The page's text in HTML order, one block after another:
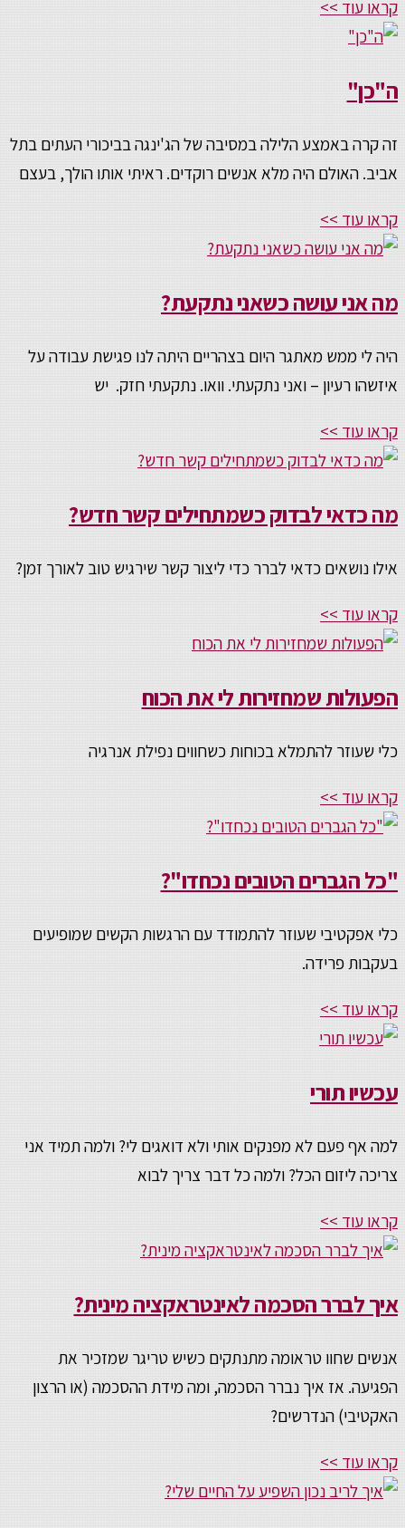
קראו עוד >>
ה"כן"
זה קרה באמצע הלילה במסיבה של הג'ינגה בביכורי העתים בתל
אביב. האולם היה מלא אנשים רוקדים. ראיתי אותו הולך, בעצם
קראו עוד >>
מה אני עושה כשאני נתקעת?
היה לי ממש מאתגר היום בצהריים היתה לנו פגישת עבודה על
איזשהו רעיון – ואני נתקעתי. וואו. נתקעתי חזק. יש
קראו עוד >>
מה כדאי לבדוק כשמתחילים קשר חדש?
אילו נושאים כדאי לברר כדי ליצור קשר שירגיש טוב לאורך זמן?
קראו עוד >>
הפעולות שמחזירות לי את הכוח
כלי שעוזר להתמלא בכוחות כשחווים נפילת אנרגיה
קראו עוד >>
"כל הגברים הטובים נכחדו"?
כלי אפקטיבי שעוזר להתמודד עם הרגשות הקשים שמופיעים
בעקבות פרידה.
קראו עוד >>
עכשיו תורי
למה אף פעם לא מפנקים אותי ולא דואגים לי? ולמה תמיד אני
צריכה ליזום הכל? ולמה כל דבר צריך לבוא
קראו עוד >>
איך לברר הסכמה לאינטראקציה מינית?
אנשים שחוו טראומה מתנתקים כשיש טריגר שמזכיר את
הפגיעה. אז איך נברר הסכמה, ומה מידת ההסכמה (או הרצון
האקטיבי) הנדרשים?
קראו עוד >>